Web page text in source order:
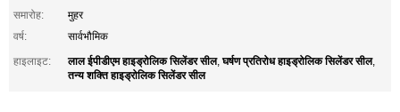
समारोह:
मुहर
वर्ष:
सार्वभौमिक
हाइलाइट:
लाल ईपीडीएम हाइड्रोलिक सिलेंडर सील,घर्षण प्रतिरोध हाइड्रोलिक सिलेंडर सील,
तन्य शक्ति हाइड्रोलिक सिलेंडर सील